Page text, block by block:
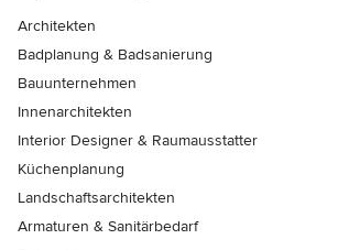
Architekten
Badplanung & Badsanierung
Bauunternehmen
Innenarchitekten
Interior Designer & Raumausstatter
Küchenplanung
Landschaftsarchitekten
Armaturen & Sanitärbedarf